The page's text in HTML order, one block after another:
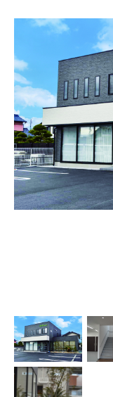
公式
お問い合わせ
お電話でのお問い合
053-